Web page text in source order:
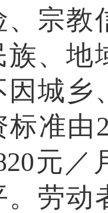
、宗教
族、地
因城乡
准由
元
。劳动